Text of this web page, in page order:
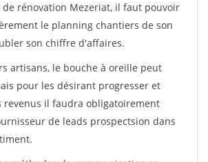
de rénovation Mezeriat, il faut pouvoir
le planning chantiers de son
son chiffre d'affaires.
artisans, le bouche à oreille peut
pour les désirant progresser et
revenus il faudra obligatoirement
de leads prospectsion dans